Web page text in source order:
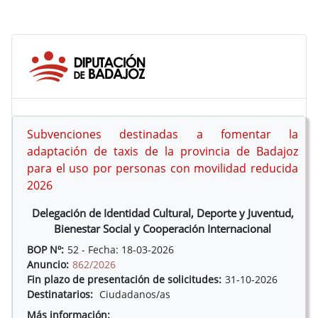
Subvenciones destinadas a fomentar la
adaptación de taxis de la provincia de Badajoz
para el uso por personas con movilidad reducida
2026
Delegación de Identidad Cultural, Deporte y Juventud,
Bienestar Social y Cooperación Internacional
BOP Nº: 52 - Fecha: 18-03-2026
Anuncio: 862/2026
Fin plazo de presentación de solicitudes: 31-10-2026
Destinatarios: Ciudadanos/as
Más información: